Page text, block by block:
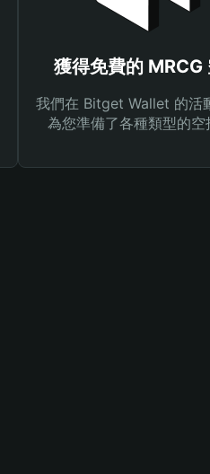
獲得免費的 MRCG
我們在 Bitget Wallet 的活
為您準備了各種類型的空